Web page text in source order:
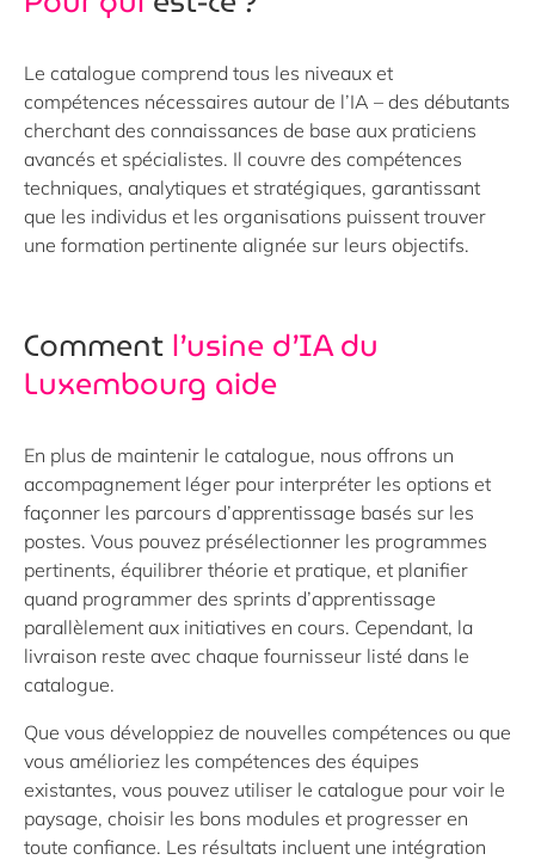
Le catalogue comprend tous les niveaux et
compétences nécessaires autour de l’IA – des débutants
cherchant des connaissances de base aux praticiens
avancés et spécialistes. Il couvre des compétences
techniques, analytiques et stratégiques, garantissant
que les individus et les organisations puissent trouver
une formation pertinente alignée sur leurs objectifs.
Comment l’usine d’IA du
Luxembourg aide
En plus de maintenir le catalogue, nous offrons un
accompagnement léger pour interpréter les options et
façonner les parcours d’apprentissage basés sur les
postes. Vous pouvez présélectionner les programmes
pertinents, équilibrer théorie et pratique, et planifier
quand programmer des sprints d’apprentissage
parallèlement aux initiatives en cours. Cependant, la
livraison reste avec chaque fournisseur listé dans le
catalogue.
Que vous développiez de nouvelles compétences ou que
vous amélioriez les compétences des équipes
existantes, vous pouvez utiliser le catalogue pour voir le
paysage, choisir les bons modules et progresser en
toute confiance. Les résultats incluent une intégration